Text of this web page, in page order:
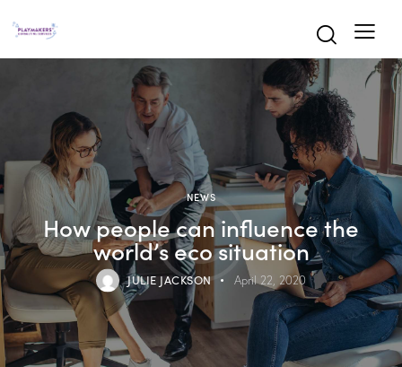
NEWS
How people can influence the
world’s eco situation
JULIE JACKSON April 22, 2020